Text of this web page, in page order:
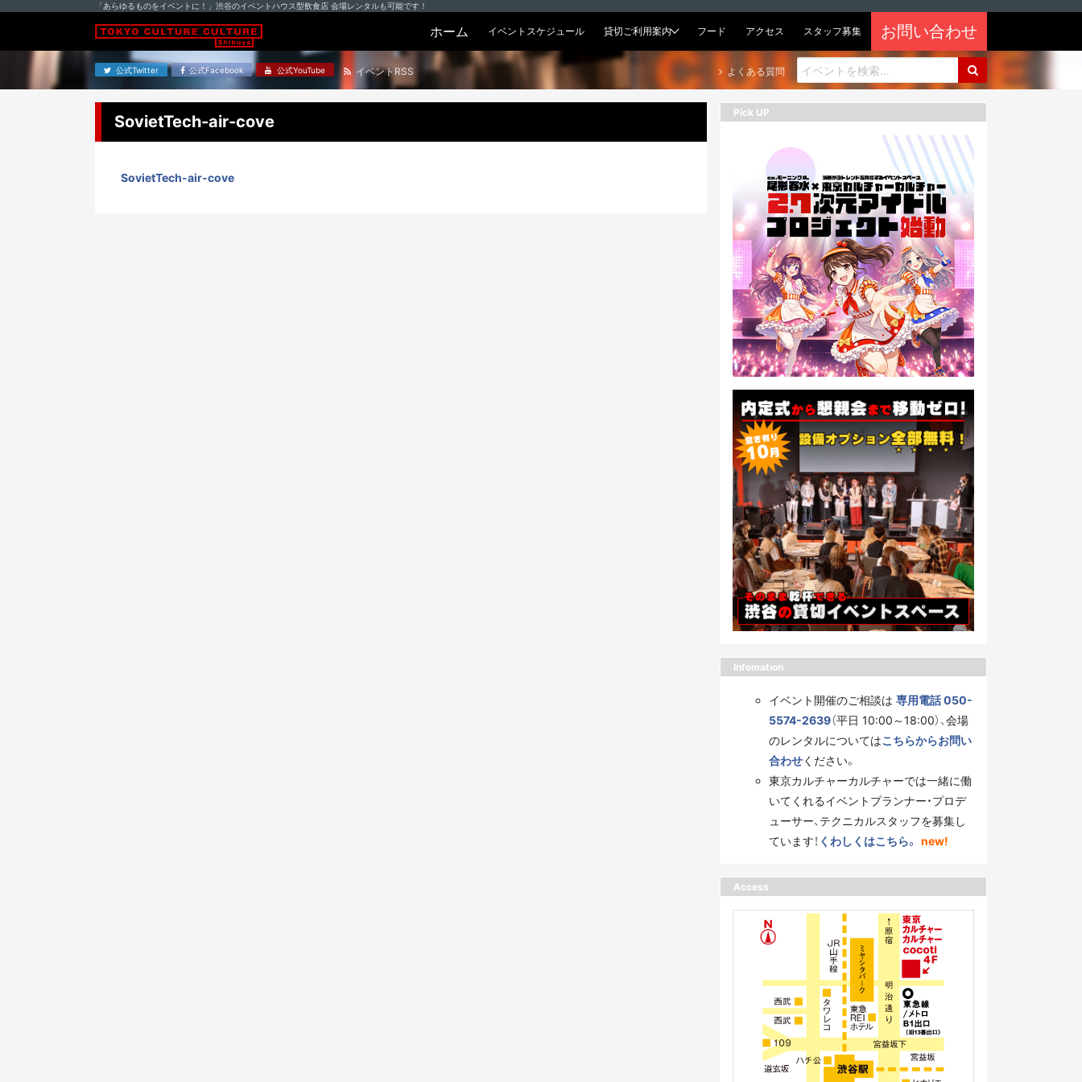
「あらゆるものをイベントに！」渋谷のイベントハウス型飲食店 会場レンタルも可能です！
ホーム イベントスケジュール 貸切ご利用案内 フード アクセス スタッフ募集 お問い合わせ
公式Twitter 公式Facebook 公式YouTube イベントRSS よくある質問
SovietTech-air-cove
SovietTech-air-cove
Pick UP
Infomation
イベント開催のご相談は 専用電話 050-
5574-2639（平日 10:00～18:00）、会場
のレンタルについてはこちらからお問い
合わせください。
東京カルチャーカルチャーでは一緒に働
いてくれるイベントプランナー・プロデ
ューサー、テクニカルスタッフを募集し
ています！ くわしくはこちら。 new!
Access